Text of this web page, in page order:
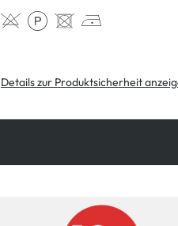
Details zur Produktsicherheit